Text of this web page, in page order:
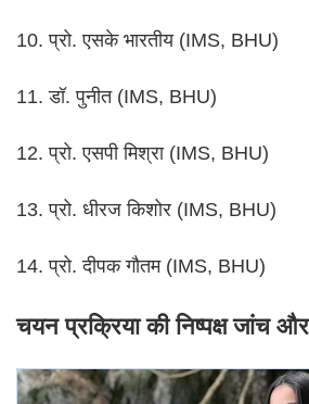
10. प्रो. एसके भारतीय (IMS, BHU)
11. डॉ. पुनीत (IMS, BHU)
12. प्रो. एसपी मिश्रा (IMS, BHU)
13. प्रो. धीरज किशोर (IMS, BHU)
14. प्रो. दीपक गौतम (IMS, BHU)
चयन प्रक्रिया की निष्पक्ष जांच और